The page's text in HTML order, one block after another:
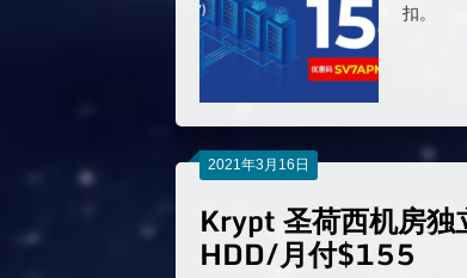
扣。
2021年3月16日
Krypt 圣荷西机房
HDD/月付$155